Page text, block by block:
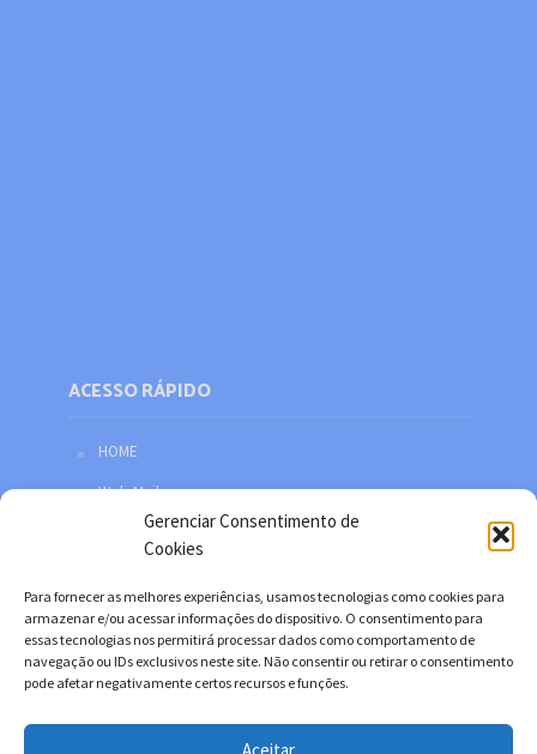
Gerenciar Consentimento de
Cookies
Para fornecer as melhores experiências, usamos tecnologias como cookies para
armazenar e/ou acessar informações do dispositivo. O consentimento para
essas tecnologias nos permitirá processar dados como comportamento de
navegação ou IDs exclusivos neste site. Não consentir ou retirar o consentimento
pode afetar negativamente certos recursos e funções.
ACESSO RÁPIDO
HOME
Web Mail
Política de privacidade
Facebook
Twitter
YouTube
Instagram